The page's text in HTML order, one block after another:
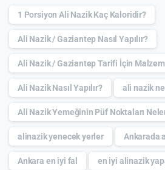
1 Porsiyon Ali Nazik Kaç Kaloridir?
Ali Nazik / Gaziantep Nasıl Yapılır?
Ali Nazik / Gaziantep Tarifi İçin
Ali Nazik Nasıl Yapılır? ali nazik
Ali Nazik Yemeğinin Püf Noktaları
alinazik yenecek yerler Ankarada
Ankara en iyi fal en iyi alinazik